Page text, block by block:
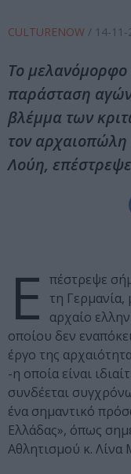
CULTURENOW / 14-11-
Το
παράσταση
βλέμμα των
τον
Λούη,
Ε πέστρεψε
τη
αρχαίο
οποίου δεν
έργο της
-η οποία είναι
συνδέεται
ένα σημαντικό
Ελλάδας», όπως
Αθλητισμού κ.